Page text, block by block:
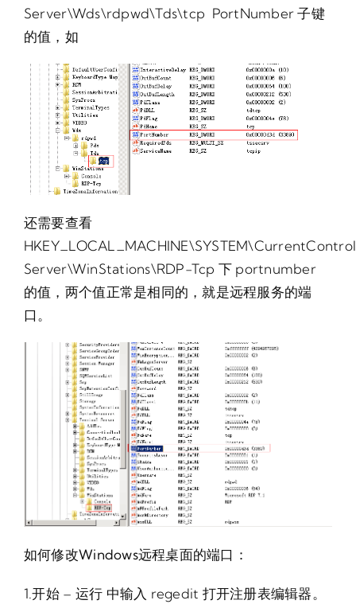
Server\Wds\rdpwd\Tds\tcp PortNumber 子键
的值，如
还需要查看
Server\WinStations\RDP-Tcp 下 portnumber
的值，两个值正常是相同的，就是远程服务的端
口。
如何修改Windows远程桌面的端口：
1.开始 – 运行 中输入 regedit 打开注册表编辑器。